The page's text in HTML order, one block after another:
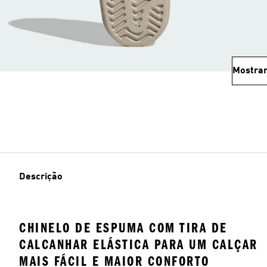
Descrição
CHINELO DE ESPUMA COM TIRA DE
CALCANHAR ELÁSTICA PARA UM CALÇAR
MAIS FÁCIL E MAIOR CONFORTO